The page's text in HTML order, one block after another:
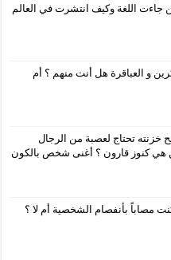
جاءت اللغة وكيف انتشرت في العالم
و العباقرة هل أنت منهم ؟ أم
خزنته تحتاج لعصبة من الرجال
هي كنوز قارون ؟ أغنى شخص بالكون
مصاباً بأنفصام الشخصية أم لا ؟